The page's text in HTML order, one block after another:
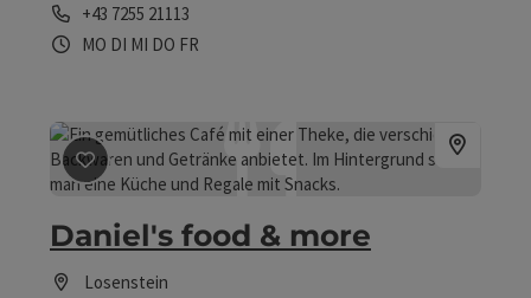
Telefon
+43 7255 21113
Öffnungszeiten
MO Montag geöffnet
DI Dienstag geöffnet
MI Mittwoch geöffnet
DO Donnerstag geöffnet
FRFreitag geöffnet
Beitrag merken: Daniel's food & more
Daniel's food & more
Losenstein